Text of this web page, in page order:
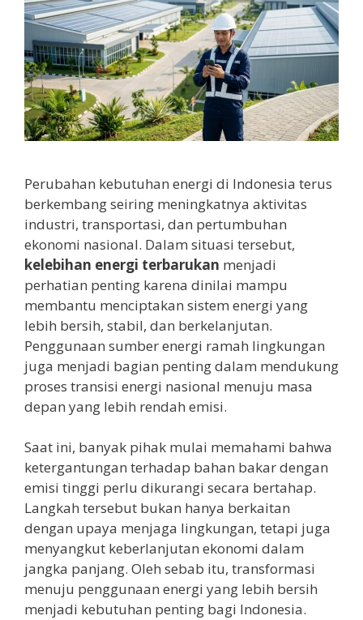
Perubahan kebutuhan energi di Indonesia terus
berkembang seiring meningkatnya aktivitas
industri, transportasi, dan pertumbuhan
ekonomi nasional. Dalam situasi tersebut,
kelebihan energi terbarukan menjadi
perhatian penting karena dinilai mampu
membantu menciptakan sistem energi yang
lebih bersih, stabil, dan berkelanjutan.
Penggunaan sumber energi ramah lingkungan
juga menjadi bagian penting dalam mendukung
proses transisi energi nasional menuju masa
depan yang lebih rendah emisi.
Saat ini, banyak pihak mulai memahami bahwa
ketergantungan terhadap bahan bakar dengan
emisi tinggi perlu dikurangi secara bertahap.
Langkah tersebut bukan hanya berkaitan
dengan upaya menjaga lingkungan, tetapi juga
menyangkut keberlanjutan ekonomi dalam
jangka panjang. Oleh sebab itu, transformasi
menuju penggunaan energi yang lebih bersih
menjadi kebutuhan penting bagi Indonesia.